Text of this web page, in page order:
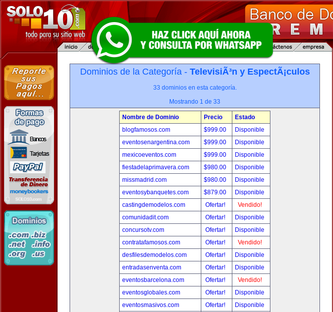
Dominios de la Categoría - TelevisiÃ³n y EspectÃ¡culos
33 dominios en esta categoría.
Mostrando 1 de 33
Nombre de Dominio Precio
Estado
blogfamosos.com
$999.00
Disponible
eventosenargentina.com
$999.00
Disponible
mexicoeventos.com
$999.00
Disponible
fiestadelaprimavera.com
$980.00
Disponible
missmadrid.com
$980.00
Disponible
eventosybanquetes.com
$879.00
Disponible
castingdemodelos.com
Ofertar!
Vendido!
comunidadit.com
Ofertar!
Disponible
concursotv.com
Ofertar!
Disponible
contratafamosos.com
Ofertar!
Vendido!
desfilesdemodelos.com
Ofertar!
Disponible
entradasenventa.com
Ofertar!
Disponible
eventosbarcelona.com
Ofertar!
Vendido!
eventosglobales.com
Ofertar!
Disponible
eventosmasivos.com
Ofertar!
Disponible